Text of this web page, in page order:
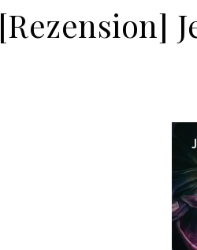
[Rezension]